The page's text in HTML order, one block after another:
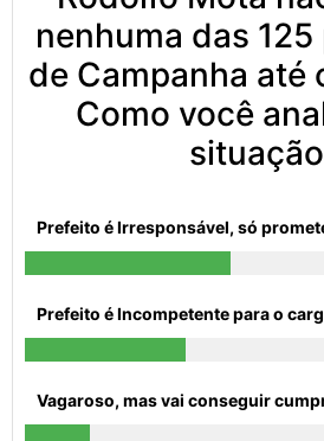
nenhuma das
de Campanha até
Como você
Prefeito é Irresponsável, só
Prefeito é Incompetente para o
Vagaroso, mas vai conseguir